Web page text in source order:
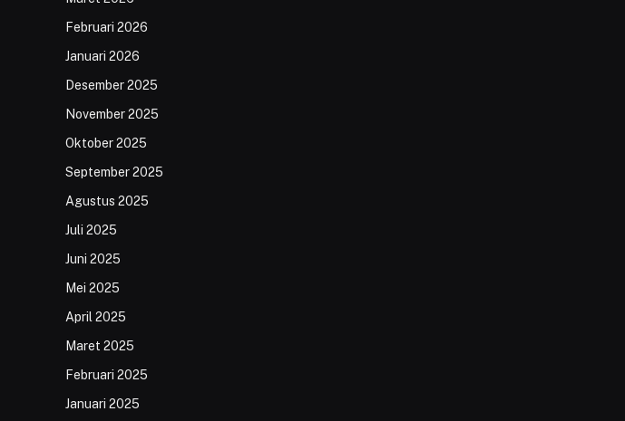
Februari 2026
Januari 2026
Desember 2025
November 2025
Oktober 2025
September 2025
Agustus 2025
Juli 2025
Juni 2025
Mei 2025
April 2025
Maret 2025
Februari 2025
Januari 2025